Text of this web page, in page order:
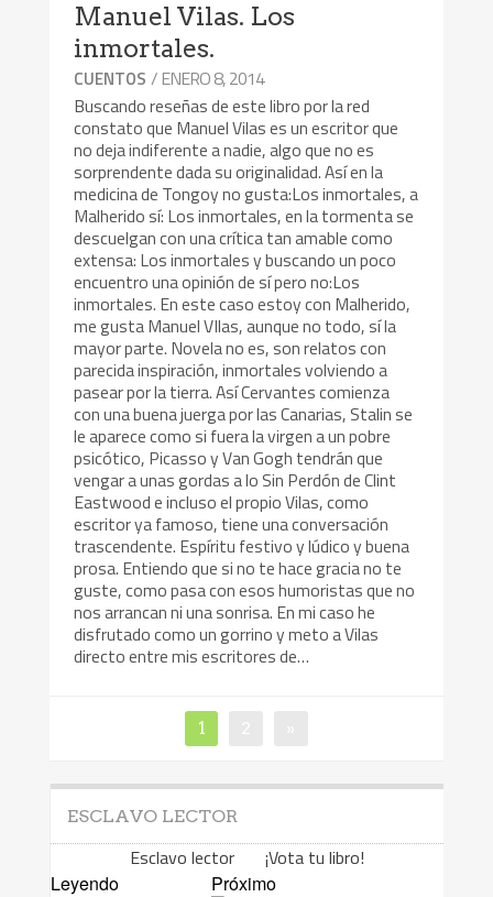
Manuel Vilas. Los
inmortales.
CUENTOS / ENERO 8, 2014
Buscando reseñas de este libro por la red
constato que Manuel Vilas es un escritor que
no deja indiferente a nadie, algo que no es
sorprendente dada su originalidad. Así en la
medicina de Tongoy no gusta:Los inmortales, a
Malherido sí: Los inmortales, en la tormenta se
descuelgan con una crítica tan amable como
extensa: Los inmortales y buscando un poco
encuentro una opinión de sí pero no:Los
inmortales. En este caso estoy con Malherido,
me gusta Manuel VIlas, aunque no todo, sí la
mayor parte. Novela no es, son relatos con
parecida inspiración, inmortales volviendo a
pasear por la tierra. Así Cervantes comienza
con una buena juerga por las Canarias, Stalin se
le aparece como si fuera la virgen a un pobre
psicótico, Picasso y Van Gogh tendrán que
vengar a unas gordas a lo Sin Perdón de Clint
Eastwood e incluso el propio Vilas, como
escritor ya famoso, tiene una conversación
trascendente. Espíritu festivo y lúdico y buena
prosa. Entiendo que si no te hace gracia no te
guste, como pasa con esos humoristas que no
nos arrancan ni una sonrisa. En mi caso he
disfrutado como un gorrino y meto a Vilas
directo entre mis escritores de…
1
ESCLAVO LECTOR
Esclavo lector ¡Vota tu libro!
Leyendo Próximo